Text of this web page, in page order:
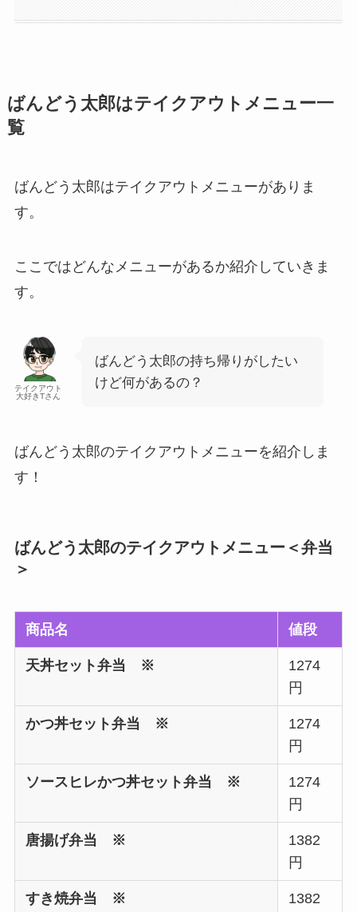
ばんどう太郎はテイクアウトメニュー一
覧
ばんどう太郎はテイクアウトメニューがありま
す。
ここではどんなメニューがあるか紹介していきま
す。
テイクアウト
大好きTさん
ばんどう太郎の持ち帰りがしたい
けど何があるの？
ばんどう太郎のテイクアウトメニューを紹介しま
す！
ばんどう太郎のテイクアウトメニュー＜弁当
＞
商品名 値段
天丼セット弁当 ※
1274
円
かつ丼セット弁当 ※
1274
円
ソースヒレかつ丼セット弁当 ※
1274
円
唐揚げ弁当 ※
1382
円
すき焼弁当 ※ 1382